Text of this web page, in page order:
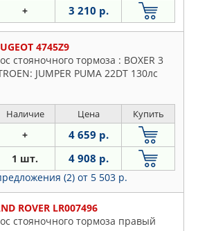
+ 3 210 р.
4745Z9
стояночного тормоза : BOXER 3
JUMPER PUMA 22DT 130лс
Наличие Цена Купить
+ 4 659 р.
1 шт. 4 908 р.
(2) от 5 503 р.
ROVER LR007496
стояночного тормоза правый